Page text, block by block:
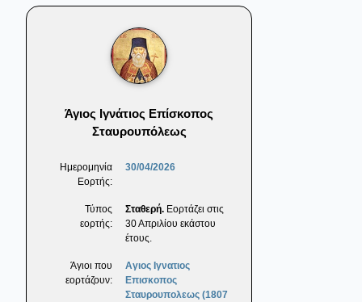
Άγιος Ιγνάτιος Επίσκοπος
Σταυρουπόλεως
Ημερομηνία
Εορτής:
30/04/2026
Τύπος
εορτής:
Σταθερή. Εορτάζει στις
30 Απριλίου εκάστου
έτους.
Άγιοι που
εορτάζουν:
Αγιος Ιγνατιος
Επισκοπος
Σταυρουπολεως (1807